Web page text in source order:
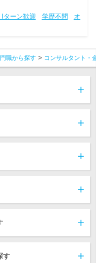
Iターン歓迎 学歴不問
オ
職から探す コンサルタント・
す